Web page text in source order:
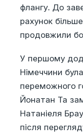
флангу. До
рахунок
продовжили
У першому
Німеччини
переможного
Йонатан Та
Натаніеля
після